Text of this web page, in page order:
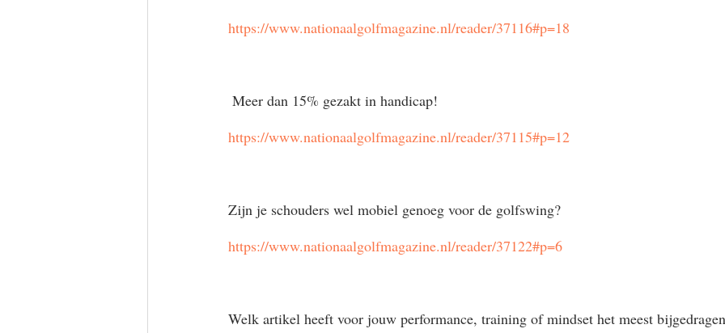
https://www.nationaalgolfmagazine.nl/reader/37116#p=18
Meer dan 15% gezakt in handicap!
https://www.nationaalgolfmagazine.nl/reader/37115#p=12
Zijn je schouders wel mobiel genoeg voor de golfswing?
https://www.nationaalgolfmagazine.nl/reader/37122#p=6
Welk artikel heeft voor jouw performance, training of mindset het meest